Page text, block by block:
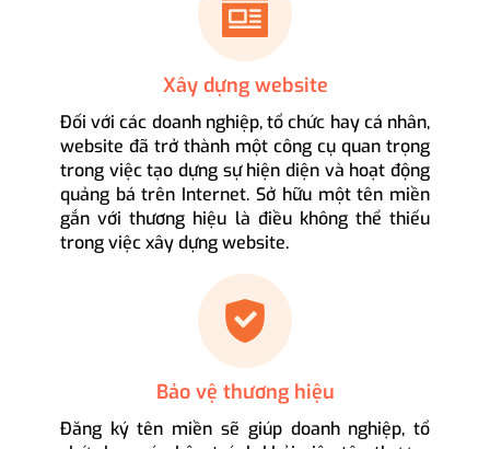
Xây dựng website
Đối với các doanh nghiệp, tổ chức hay cá nhân,
website đã trở thành một công cụ quan trọng
trong việc tạo dựng sự hiện diện và hoạt động
quảng bá trên Internet. Sở hữu một tên miền
gắn với thương hiệu là điều không thể thiếu
trong việc xây dựng website.
Bảo vệ thương hiệu
Đăng ký tên miền sẽ giúp doanh nghiệp, tổ